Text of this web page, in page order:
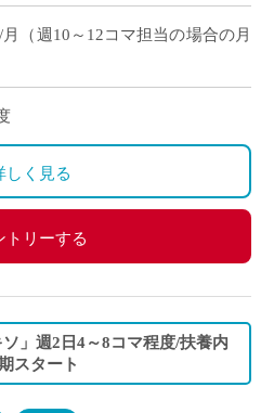
内希望の相談 […]
（週10～12コマ担当の場合の月
によって、初月の給与は日割計
しく見る
トリーする
」週2日4～8コマ程度/扶養内
スタート